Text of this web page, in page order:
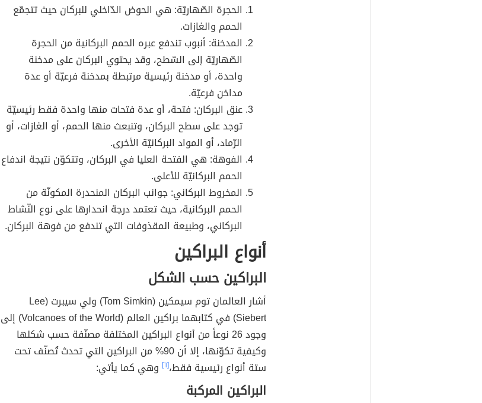
الحجرة الصّهاريّة: هي الحوض الدّاخلي للبركان حيث تتجمّع
الحمم والغازات.
المدخنة: أنبوب تندفع عبره الحمم البركانية من الحجرة
الصّهاريّة إلى السّطح، وقد يحتوي البركان على مدخنة
واحدة، أو مدخنة رئيسية مرتبطة بمدخنة فرعيّة أو عدة
مداخن فرعيّة.
عنق البركان: فتحة، أو عدة فتحات منها واحدة فقط رئيسيّة
توجد على سطح البركان، وتنبعث منها الحمم، أو الغازات، أو
الرّماد، أو المواد البركانيّة الأخرى.
الفوهة: هي الفتحة العليا في البركان، وتتكوّن نتيجة اندفاع
الحمم البركانيّة للأعلى.
المخروط البركاني: جوانب البركان المنحدرة المكونّة من
الحمم البركانية، حيث تعتمد درجة انحدارها على نوع النّشاط
البركاني، وطبيعة المقذوفات التي تندفع من فوهة البركان.
أنواع البراكين
البراكين حسب الشكل
أشار العالمان توم سيمكين (Tom Simkin) ولي سيبرت (Lee
Siebert) في كتابهما براكين العالم (Volcanoes of the World) إلى
وجود 26 نوعاً من أنواع البراكين المختلفة مصنّفة حسب شكلها
وكيفية تكوّنها، إلا أن 90% من البراكين التي تحدث تُصنّف تحت
ستة أنواع رئيسية فقط،[٦] وهي كما يأتي:
البراكين المركبة